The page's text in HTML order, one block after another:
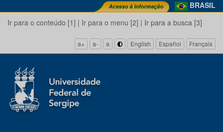
BRASIL
Ir para o conteúdo [1] | Ir para o menu [2] | Ir para a busca [3]
a+ a- a English Español Français